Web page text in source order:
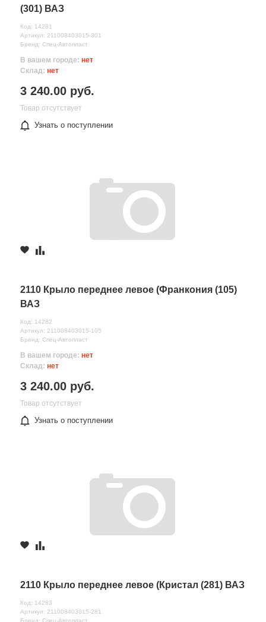
(301) ВАЗ
Код: 14281
Артикул: 211008403015-301
Бренд: Спец-Автопласт
В вашем городе: нет
Склад: нет
3 240.00 руб.
Товар отсутствует
Узнать о поступлении
2110 Крыло переднее левое (Франкония (105)
ВАЗ
Код: 14282
Артикул: 211008403015-105
Бренд: Спец-Автопласт
В вашем городе: нет
Склад: нет
3 240.00 руб.
Товар отсутствует
Узнать о поступлении
2110 Крыло переднее левое (Кристал (281) ВАЗ
Код: 14283
Артикул: 211008403015-281
Бренд: Спец-Автопласт